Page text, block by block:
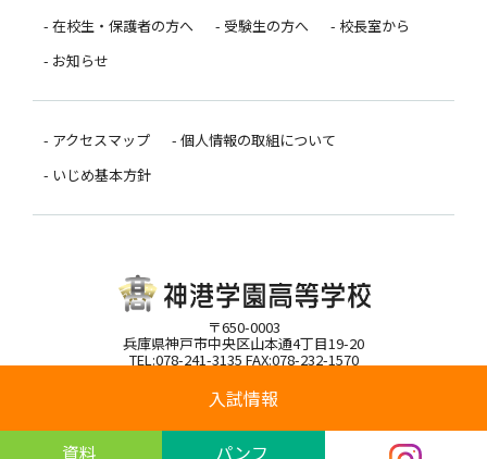
- 在校生・保護者の方へ
- 受験生の方へ
- 校長室から
- お知らせ
- アクセスマップ
- 個人情報の取組について
- いじめ基本方針
〒650-0003
兵庫県神戸市中央区山本通4丁目19-20
TEL:078-241-3135 FAX:078-232-1570
Copyright(C)Shinko Gakuen High School All rights reserved.
入試情報
資料 パンフ